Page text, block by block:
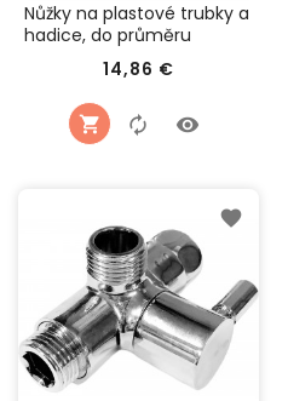
Nůžky na plastové trubky a
hadice, do průměru
42mm (1 5/8"), FORTUM
14,86 €